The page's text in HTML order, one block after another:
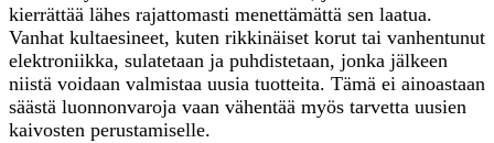
kierrättää lähes rajattomasti menettämättä sen laatua.
Vanhat kultaesineet, kuten rikkinäiset korut tai vanhentunut
elektroniikka, sulatetaan ja puhdistetaan, jonka jälkeen
niistä voidaan valmistaa uusia tuotteita. Tämä ei ainoastaan
säästä luonnonvaroja vaan vähentää myös tarvetta uusien
kaivosten perustamiselle.